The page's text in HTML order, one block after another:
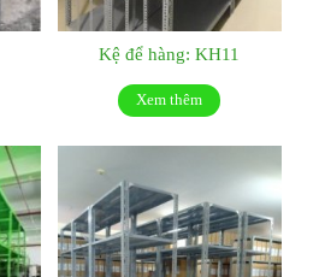
Kệ để hàng: KH11
Xem thêm